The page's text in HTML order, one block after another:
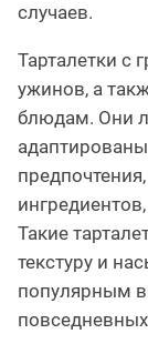
случаев.
Тарталетки с
ужинов, а
блюдам. Они
Такие
текстуру и
популярным